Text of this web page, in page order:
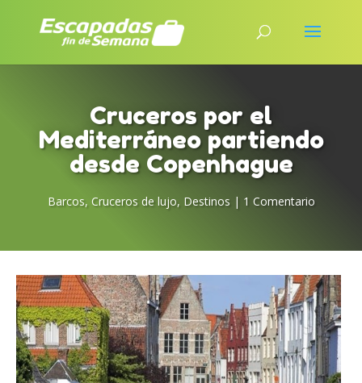
Cruceros por el
Mediterráneo partiendo
desde Copenhague
Barcos, Cruceros de lujo, Destinos | 1 Comentario